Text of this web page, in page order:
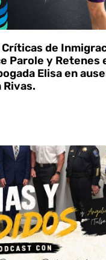
de
Parole y Retenes
Elisa en
Rivas.